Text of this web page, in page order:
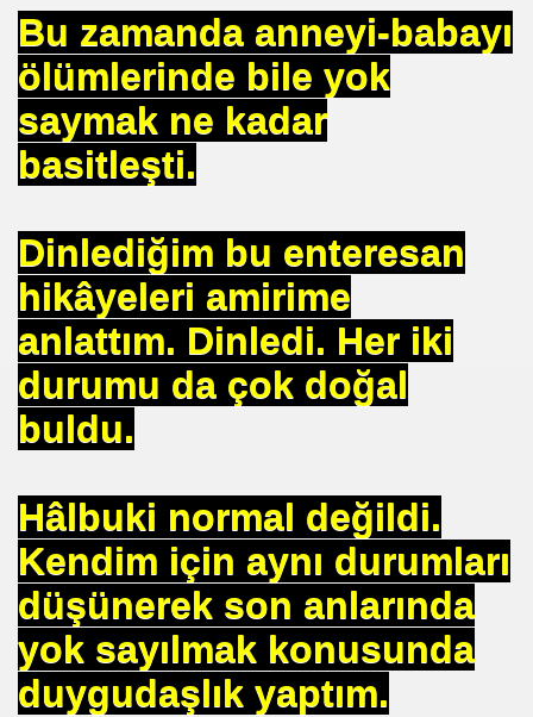
Bu zamanda anneyi-babayı
ölümlerinde bile yok
saymak ne kadar
basitleşti.
Dinlediğim bu enteresan
hikâyeleri amirime
anlattım. Dinledi. Her iki
durumu da çok doğal
buldu.
Hâlbuki normal değildi.
Kendim için aynı durumları
düşünerek son anlarında
yok sayılmak konusunda
duygudaşlık yaptım.
Enerji Düzenleyicileri Konfederasyonu
ERDOĞAN